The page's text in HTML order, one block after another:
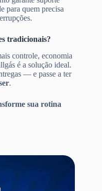
para quem precisa
tradicionais?
controle, economia
é a solução ideal.
— e passe a ter
.
sua rotina